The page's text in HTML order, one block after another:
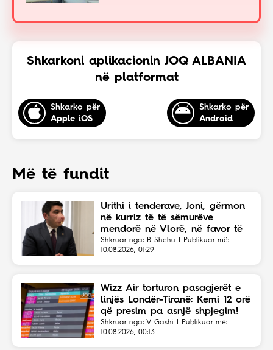
Shkarkoni aplikacionin JOQ ALBANIA
në platformat
Shkarko për
Apple iOS
Shkarko për
Android
Më të fundit
Urithi i tenderave, Joni, gërmon
në kurriz të të sëmurëve
mendorë në Vlorë, në favor të
Eriola Likajt të “Clean Fast”.
Shkruar nga: B Shehu | Publikuar më:
10.08.2026, 01:29
Wizz Air torturon pasagjerët e
linjës Londër-Tiranë: Kemi 12 orë
që presim pa asnjë shpjegim!
Shkruar nga: V Gashi | Publikuar më:
10.08.2026, 00:13